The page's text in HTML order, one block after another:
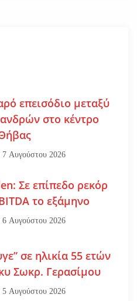
επεισόδιο μεταξύ
στο κέντρο
7 Αυγούστου 2026
Σε επίπεδο ρεκόρ
το εξάμηνο
6 Αυγούστου 2026
σε ηλικία 55 ετών
Σωκρ. Γερασίμου
5 Αυγούστου 2026